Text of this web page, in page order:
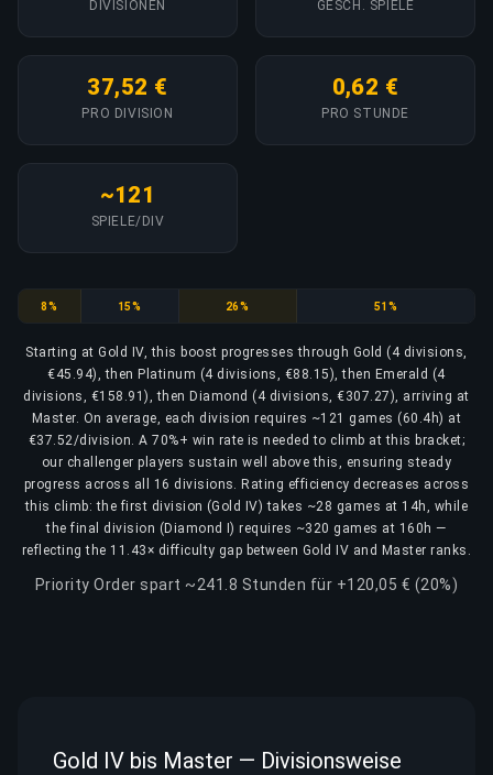
DIVISIONEN GESCH. SPIELE
37,52 €
PRO DIVISION
0,62 €
PRO STUNDE
~121
SPIELE/DIV
Gold
8% Platinum
15% Emerald
26% Diamond
51%
Starting at Gold IV, this boost progresses through Gold (4 divisions,
€45.94), then Platinum (4 divisions, €88.15), then Emerald (4
divisions, €158.91), then Diamond (4 divisions, €307.27), arriving at
Master. On average, each division requires ~121 games (60.4h) at
€37.52/division. A 70%+ win rate is needed to climb at this bracket;
our challenger players sustain well above this, ensuring steady
progress across all 16 divisions. Rating efficiency decreases across
this climb: the first division (Gold IV) takes ~28 games at 14h, while
the final division (Diamond I) requires ~320 games at 160h —
reflecting the 11.43× difficulty gap between Gold IV and Master ranks.
Priority Order spart ~241.8 Stunden für +120,05 € (20%)
Gold IV bis Master — Divisionsweise